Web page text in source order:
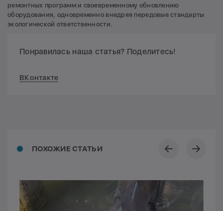
ремонтных программ и своевременному обновлению
оборудования, одновременно внедряя передовые стандарты
экологической ответственности.
Понравилась наша статья? Поделитесь!
ВКонтакте
ПОХОЖИЕ СТАТЬИ